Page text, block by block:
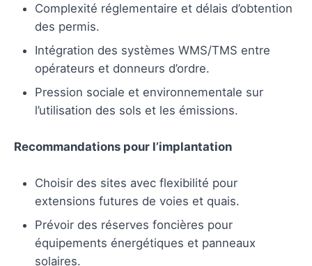
Complexité réglementaire et délais d’obtention
des permis.
Intégration des systèmes WMS/TMS entre
opérateurs et donneurs d’ordre.
Pression sociale et environnementale sur
l’utilisation des sols et les émissions.
Recommandations pour l’implantation
Choisir des sites avec flexibilité pour
extensions futures de voies et quais.
Prévoir des réserves foncières pour
équipements énergétiques et panneaux
solaires.